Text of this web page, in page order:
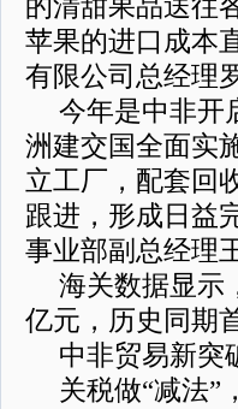
的清甜果品送往
苹果的进口成本
有限公司总经理
今年是中非开
洲建交国全面实
立工厂，配套回
跟进，形成日益
事业部副总经理
海关数据显示
亿元，历史同期
中非贸易新突
关税做“减法”